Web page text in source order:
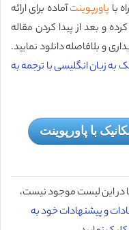
با پاورپوینتآماده برای ارائه
و بعد از پیدا کردن مقاله
و بلافاصله دانلود نمایید.
زبان انگلیسی با ترجمه به
با پاورپوینت
این لیست موجود نیست،
و پیشنهادات خود به